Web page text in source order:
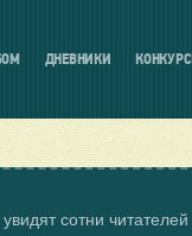
ДНЕВНИКИ
сотни